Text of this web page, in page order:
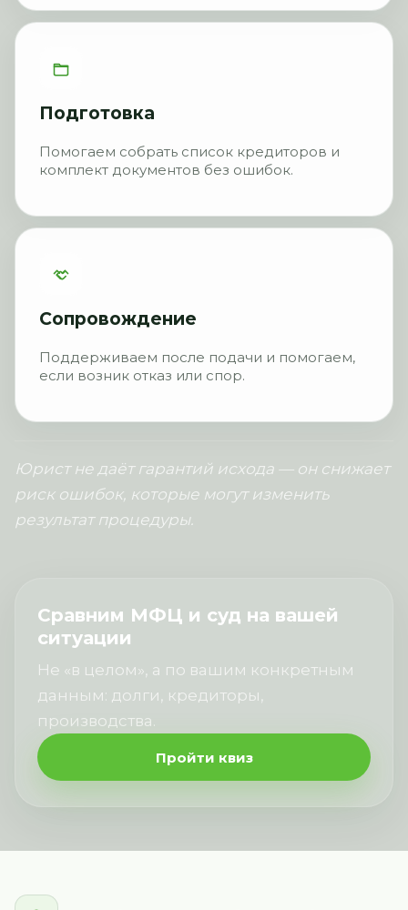
Подготовка
Помогаем собрать список кредиторов и
комплект документов без ошибок.
Сопровождение
Поддерживаем после подачи и помогаем,
если возник отказ или спор.
Юрист не даёт гарантий исхода — он снижает
риск ошибок, которые могут изменить
результат процедуры.
Сравним МФЦ и суд на вашей
ситуации
Не «в целом», а по вашим конкретным
данным: долги, кредиторы,
производства.
Пройти квиз